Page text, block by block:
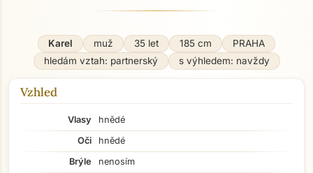
Karel muž 35 let 185 cm
PRAHA
hledám vztah: partnerský
s výhledem: navždy
Vzhled
Vlasy
hnědé
Oči
hnědé
Brýle
nenosím